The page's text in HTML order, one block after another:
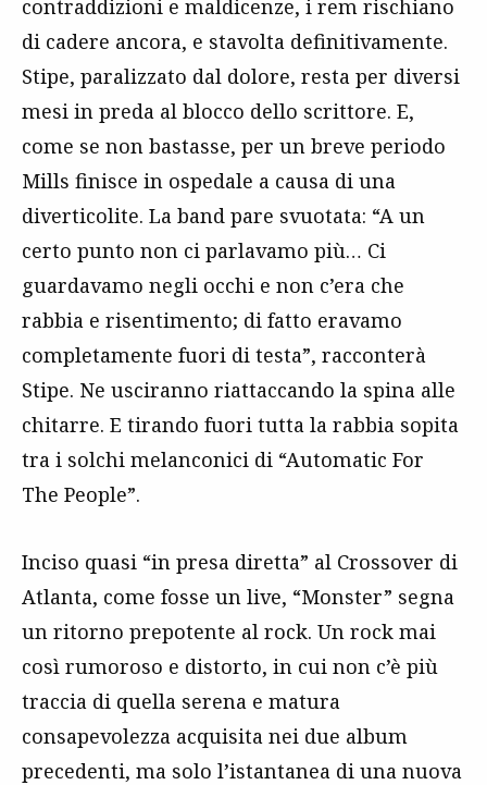
contraddizioni e maldicenze, i rem rischiano
di cadere ancora, e stavolta definitivamente.
Stipe, paralizzato dal dolore, resta per diversi
mesi in preda al blocco dello scrittore. E,
come se non bastasse, per un breve periodo
Mills finisce in ospedale a causa di una
diverticolite. La band pare svuotata: “A un
certo punto non ci parlavamo più… Ci
guardavamo negli occhi e non c’era che
rabbia e risentimento; di fatto eravamo
completamente fuori di testa”, racconterà
Stipe. Ne usciranno riattaccando la spina alle
chitarre. E tirando fuori tutta la rabbia sopita
tra i solchi melanconici di “Automatic For
The People”.
Inciso quasi “in presa diretta” al Crossover di
Atlanta, come fosse un live, “Monster” segna
un ritorno prepotente al rock. Un rock mai
così rumoroso e distorto, in cui non c’è più
traccia di quella serena e matura
consapevolezza acquisita nei due album
precedenti, ma solo l’istantanea di una nuova